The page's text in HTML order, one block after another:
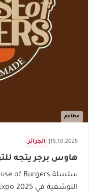
مطاعم
الجزائر 15.10.2025
هاوس برجر يتجه
التوسّعية في HORECA Expo 2025